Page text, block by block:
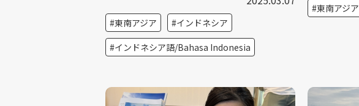
東南アジア
インドネシア
インドネシア語/Bahasa Indonesia
東南アジア